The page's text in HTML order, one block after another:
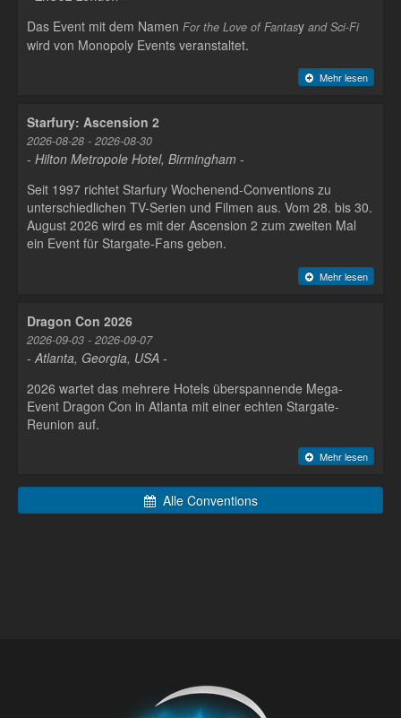
Das Event mit dem Namen For the Love of Fantasy and Sci-Fi
wird von Monopoly Events veranstaltet.
Mehr lesen
Starfury: Ascension 2
2026-08-28 - 2026-08-30
- Hilton Metropole Hotel, Birmingham -
Seit 1997 richtet Starfury Wochenend-Conventions zu
unterschiedlichen TV-Serien und Filmen aus. Vom 28. bis 30.
August 2026 wird es mit der Ascension 2 zum zweiten Mal
ein Event für Stargate-Fans geben.
Mehr lesen
Dragon Con 2026
2026-09-03 - 2026-09-07
- Atlanta, Georgia, USA -
2026 wartet das mehrere Hotels überspannende Mega-
Event Dragon Con in Atlanta mit einer echten Stargate-
Reunion auf.
Mehr lesen
Alle Conventions